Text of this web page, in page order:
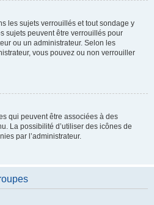
les sujets verrouillés et tout sondage y
sujets peuvent être verrouillés pour
ou un administrateur. Selon les
vous pouvez ou non verrouiller
qui peuvent être associées à des
La possibilité d’utiliser des icônes de
par l’administrateur.